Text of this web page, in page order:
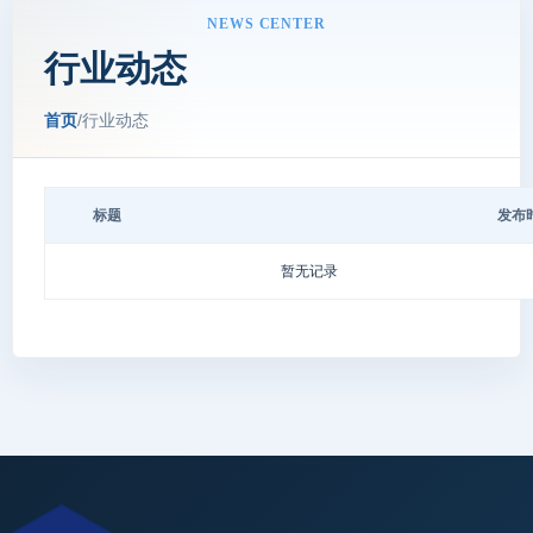
NEWS CENTER
行业动态
首页/行业动态
标题 发布
暂无记录